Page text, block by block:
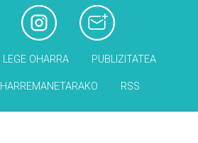
LEGE OHARRA PUBLIZITATEA
HARREMANETARAKO RSS